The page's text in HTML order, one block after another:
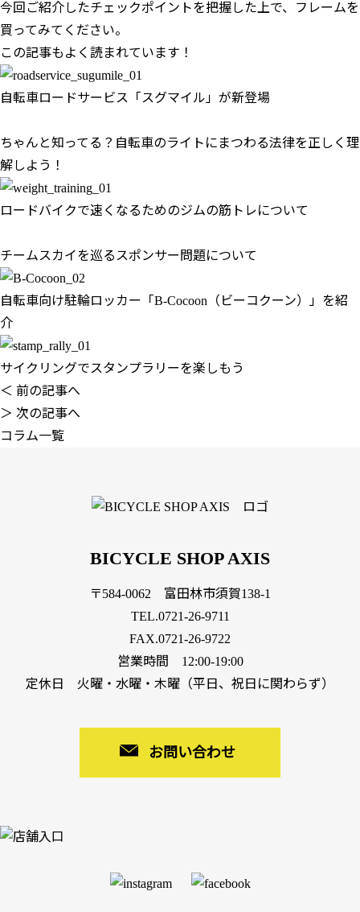
今回ご紹介したチェックポイントを把握した上で、フレームを
買ってみてください。
この記事もよく読まれています！
自転車ロードサービス「スグマイル」が新登場
ちゃんと知ってる？自転車のライトにまつわる法律を正しく理
解しよう！
ロードバイクで速くなるためのジムの筋トレについて
チームスカイを巡るスポンサー問題について
自転車向け駐輪ロッカー「B-Cocoon（ビーコクーン）」を紹
介
サイクリングでスタンプラリーを楽しもう
＜ 前の記事へ
＞ 次の記事へ
コラム一覧
BICYCLE SHOP AXIS
〒584-0062 富田林市須賀138-1
TEL.0721-26-9711
FAX.0721-26-9722
営業時間 12:00-19:00
定休日 火曜・水曜・木曜（平日、祝日に関わらず）
お問い合わせ